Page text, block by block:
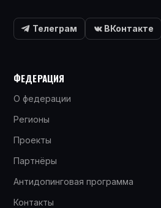
Телеграм ВКонтакте
ФЕДЕРАЦИЯ
О федерации
Регионы
Проекты
Партнёры
Антидопинговая программа
Контакты